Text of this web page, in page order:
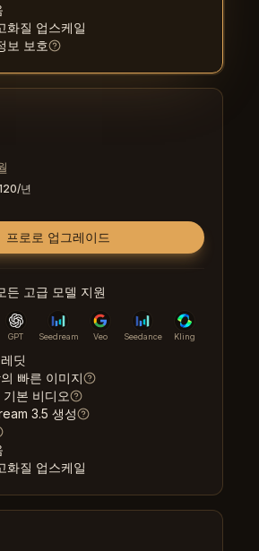
/년
프로로 업그레이드
든 고급 모델 지원
GPT Seedream Veo Seedance Kling
딧
빠른 이미지
기본 비디오
3.5 생성
화질 업스케일
화질 업스케일
보 보호